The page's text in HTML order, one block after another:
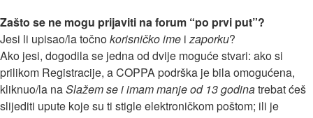
Zašto se ne mogu prijaviti na forum “po prvi put”?
Jesi li upisao/la točnokorisničko ime izaporku?
Ako jesi, dogodila se jedna od dvije moguće stvari: ako si
prilikom Registracije, a COPPA podrška je bila omogućena,
kliknuo/la naSlažem se i imam manje od 13 godinatrebat ćeš
slijediti upute koje su ti stigle elektroničkom poštom; ili je